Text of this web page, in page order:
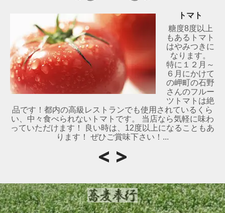
トマト
糖度8度以上
もあるトマト
はやみつきに
なります。
特に１２月～
６月にかけて
の岬町の石野
さんのフルー
ツトマトは絶
品です！都内の高級レストランでも使用されているくら
い、中々食べられないトマトです。 当店なら気軽に味わ
っていただけます！ 良い時は、12度以上になることもあ
ります！ ぜひご賞味下さい！...